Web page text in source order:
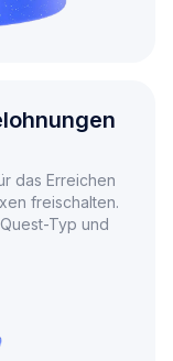
das Erreichen
freischalten.
Typ und